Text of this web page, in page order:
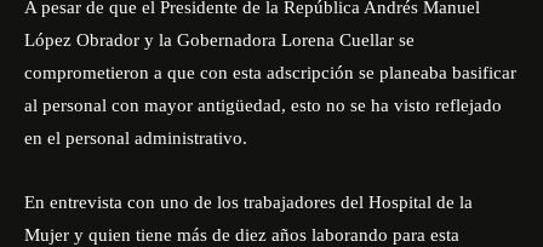
A pesar de que el Presidente de la República Andrés Manuel
López Obrador y la Gobernadora Lorena Cuellar se
comprometieron a que con esta adscripción se planeaba basificar
al personal con mayor antigüedad, esto no se ha visto reflejado
en el personal administrativo.
En entrevista con uno de los trabajadores del Hospital de la
Mujer y quien tiene más de diez años laborando para esta